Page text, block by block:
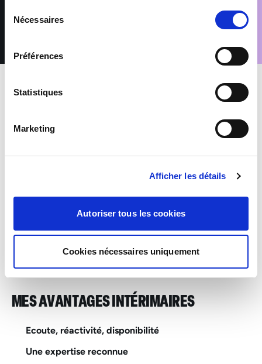
Nécessaires
Préférences
Statistiques
Marketing
Afficher les détails
Autoriser tous les cookies
Cookies nécessaires uniquement
Wiltz – Industrie, Services, Logistique, Bâtiment et
MES AVANTAGES INTÉRIMAIRES
Ecoute, réactivité, disponibilité
Une expertise reconnue
accompagnée d’une pièce d’identité à : rgpd@sofitex.lu